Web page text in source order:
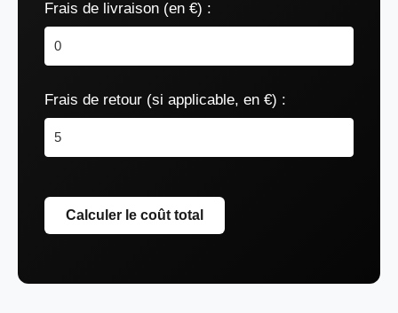
Frais de livraison (en €) :
Frais de retour (si applicable, en €) :
Calculer le coût total